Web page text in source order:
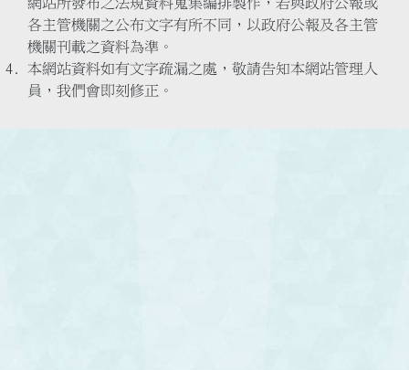
各主管機關之公布文字有所不同，以政府公報及各主管
機關刊載之資料為準。
本網站資料如有文字疏漏之處，敬請告知本網站管理人
員，我們會即刻修正。